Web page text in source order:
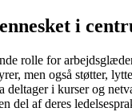
i
rolle for
men også støtter,
deltager i kurser og
del af deres